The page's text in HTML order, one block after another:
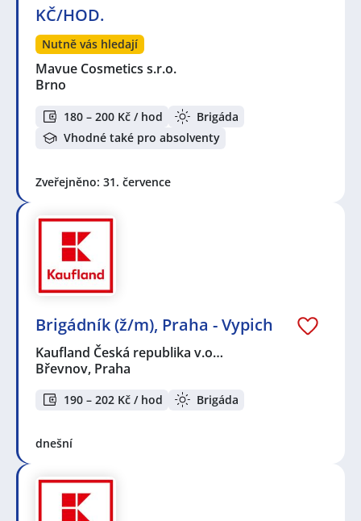
KČ/HOD.
Nutně vás hledají
Mavue Cosmetics s.r.o.
Brno
180 – 200 Kč / hod
Brigáda
Vhodné také pro absolventy
Zveřejněno: 31. července
Brigádník (ž/m), Praha - Vypich
Kaufland Česká republika v.o…
Břevnov, Praha
190 – 202 Kč / hod Brigáda
dnešní